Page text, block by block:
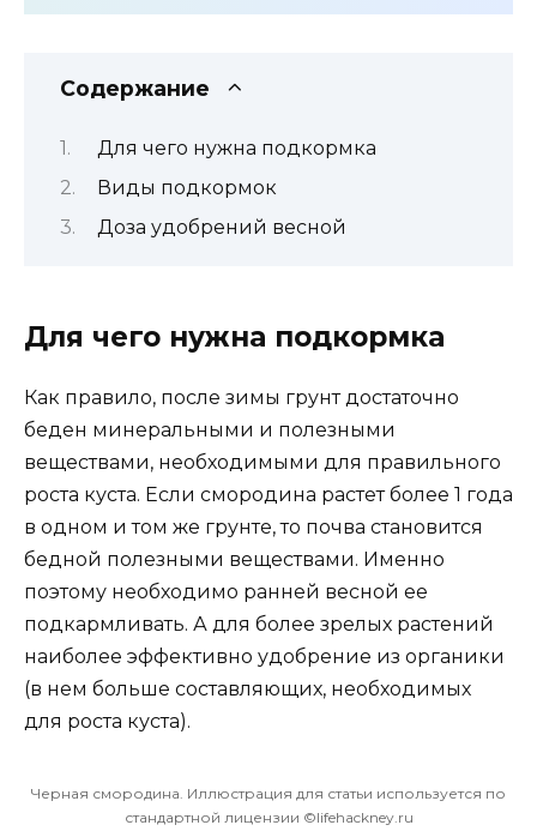
Содержание
Для чего нужна подкормка
Виды подкормок
Доза удобрений весной
Для чего нужна подкормка
Как правило, после зимы грунт достаточно
беден минеральными и полезными
веществами, необходимыми для правильного
роста куста. Если смородина растет более 1 года
в одном и том же грунте, то почва становится
бедной полезными веществами. Именно
поэтому необходимо ранней весной ее
подкармливать. А для более зрелых растений
наиболее эффективно удобрение из органики
(в нем больше составляющих, необходимых
для роста куста).
Черная смородина. Иллюстрация для статьи используется по
стандартной лицензии ©lifehackney.ru